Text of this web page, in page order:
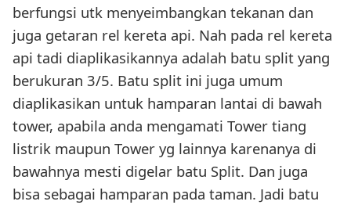
berfungsi utk menyeimbangkan tekanan dan
juga getaran rel kereta api. Nah pada rel kereta
api tadi diaplikasikannya adalah batu split yang
berukuran 3/5. Batu split ini juga umum
diaplikasikan untuk hamparan lantai di bawah
tower, apabila anda mengamati Tower tiang
listrik maupun Tower yg lainnya karenanya di
bawahnya mesti digelar batu Split. Dan juga
bisa sebagai hamparan pada taman. Jadi batu